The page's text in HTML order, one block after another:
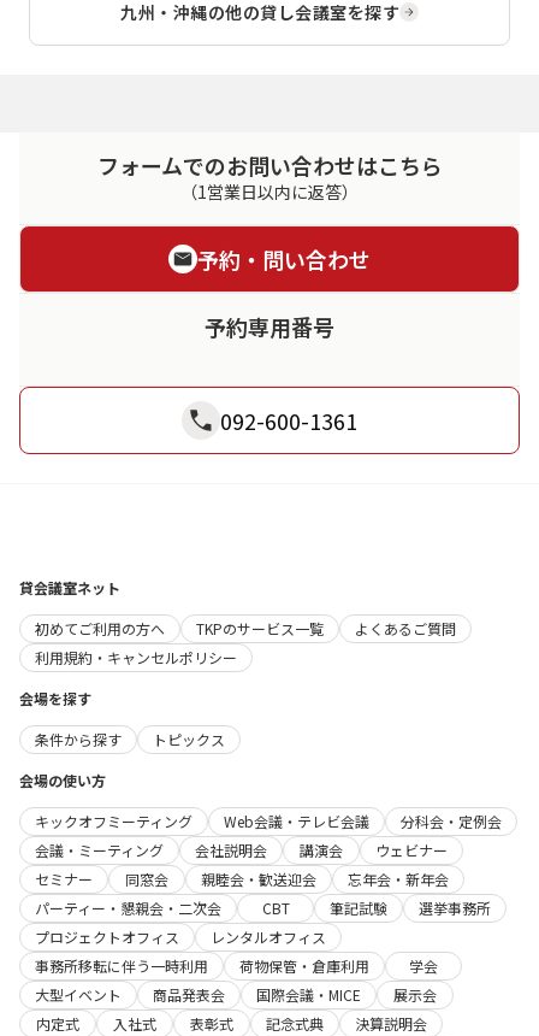
九州・沖縄の他の貸し会議室を探す
フォームでのお問い合わせはこちら
（1営業日以内に返答）
予約・問い合わせ
予約専用番号
092-600-1361
貸会議室ネット
初めてご利用の方へ
TKPのサービス一覧
よくあるご質問
利用規約・キャンセルポリシー
会場を探す
条件から探す
トピックス
会場の使い方
キックオフミーティング
Web会議・テレビ会議
分科会・定例会
会議・ミーティング
会社説明会 講演会
ウェビナー
セミナー
同窓会 親睦会・歓送迎会
忘年会・新年会
パーティー・懇親会・二次会
CBT 筆記試験
選挙事務所
プロジェクトオフィス
レンタルオフィス
事務所移転に伴う一時利用
荷物保管・倉庫利用
学会
大型イベント
商品発表会 国際会議・MICE
展示会
内定式
入社式 表彰式 記念式典
決算説明会